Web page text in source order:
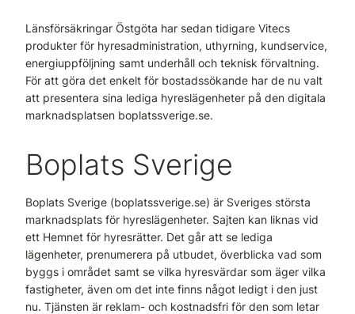
Länsförsäkringar Östgöta har sedan tidigare Vitecs
produkter för hyresadministration, uthyrning, kundservice,
energiuppföljning samt underhåll och teknisk förvaltning.
För att göra det enkelt för bostadssökande har de nu valt
att presentera sina lediga hyreslägenheter på den digitala
marknadsplatsen boplatssverige.se.
Boplats Sverige
Boplats Sverige (boplatssverige.se) är Sveriges största
marknadsplats för hyreslägenheter. Sajten kan liknas vid
ett Hemnet för hyresrätter. Det går att se lediga
lägenheter, prenumerera på utbudet, överblicka vad som
byggs i området samt se vilka hyresvärdar som äger vilka
fastigheter, även om det inte finns något ledigt i den just
nu. Tjänsten är reklam- och kostnadsfri för den som letar